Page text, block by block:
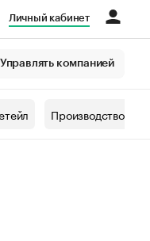
Личный кабинет
Управлять компанией
Производство